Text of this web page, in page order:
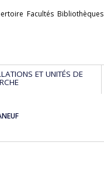
Facultés Bibliothèques
ET UNITÉS DE